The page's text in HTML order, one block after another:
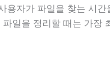
자가 파일을 찾는 시
일을 정리할 때는 가